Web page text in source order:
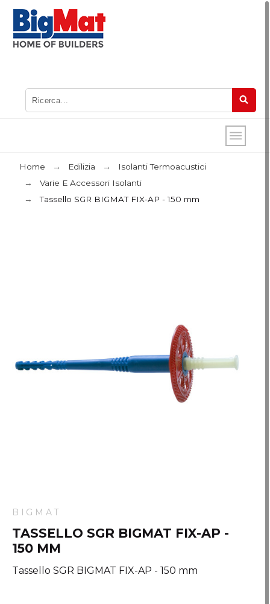
Home Edilizia
Isolanti Termoacustici
Varie E Accessori Isolanti
Tassello SGR BIGMAT FIX-AP - 150 mm
BIGMAT
TASSELLO SGR BIGMAT FIX-AP -
150 MM
Tassello SGR BIGMAT FIX-AP - 150 mm